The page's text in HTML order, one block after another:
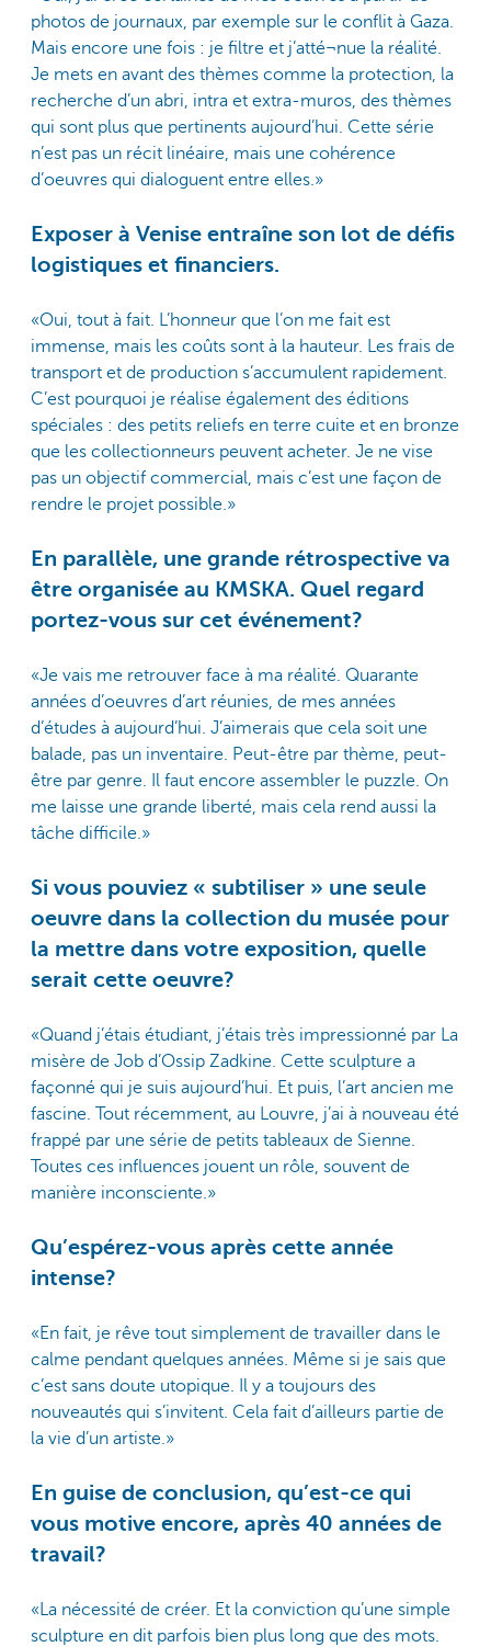
photos de journaux, par exemple sur le conflit à Gaza.
Mais encore une fois : je filtre et j’atté¬nue la réalité.
Je mets en avant des thèmes comme la protection, la
recherche d’un abri, intra et extra-muros, des thèmes
qui sont plus que pertinents aujourd’hui. Cette série
n’est pas un récit linéaire, mais une cohérence
d’oeuvres qui dialoguent entre elles.»
Exposer à Venise entraîne son lot de défis
logistiques et financiers.
«Oui, tout à fait. L’honneur que l’on me fait est
immense, mais les coûts sont à la hauteur. Les frais de
transport et de production s’accumulent rapidement.
C’est pourquoi je réalise également des éditions
spéciales : des petits reliefs en terre cuite et en bronze
que les collectionneurs peuvent acheter. Je ne vise
pas un objectif commercial, mais c’est une façon de
rendre le projet possible.»
En parallèle, une grande rétrospective va
être organisée au KMSKA. Quel regard
portez-vous sur cet événement?
«Je vais me retrouver face à ma réalité. Quarante
années d’oeuvres d’art réunies, de mes années
d’études à aujourd’hui. J’aimerais que cela soit une
balade, pas un inventaire. Peut-être par thème, peut-
être par genre. Il faut encore assembler le puzzle. On
me laisse une grande liberté, mais cela rend aussi la
tâche difficile.»
Si vous pouviez « subtiliser » une seule
oeuvre dans la collection du musée pour
la mettre dans votre exposition, quelle
serait cette oeuvre?
«Quand j’étais étudiant, j’étais très impressionné par La
misère de Job d’Ossip Zadkine. Cette sculpture a
façonné qui je suis aujourd’hui. Et puis, l’art ancien me
fascine. Tout récemment, au Louvre, j’ai à nouveau été
frappé par une série de petits tableaux de Sienne.
Toutes ces influences jouent un rôle, souvent de
manière inconsciente.»
Qu’espérez-vous après cette année
intense?
«En fait, je rêve tout simplement de travailler dans le
calme pendant quelques années. Même si je sais que
c’est sans doute utopique. Il y a toujours des
nouveautés qui s’invitent. Cela fait d’ailleurs partie de
la vie d’un artiste.»
En guise de conclusion, qu’est-ce qui
vous motive encore, après 40 années de
travail?
«La nécessité de créer. Et la conviction qu’une simple
sculpture en dit parfois bien plus long que des mots.